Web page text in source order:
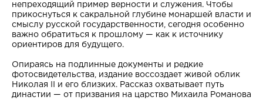
непреходящий пример верности и служения. Чтобы
прикоснуться к сакральной глубине монаршей власти и
смыслу русской государственности, сегодня особенно
важно обратиться к прошлому — как к источнику
ориентиров для будущего.
Опираясь на подлинные документы и редкие
фотосвидетельства, издание воссоздает живой облик
Николая II и его близких. Рассказ охватывает путь
династии — от призвания на царство Михаила Романова